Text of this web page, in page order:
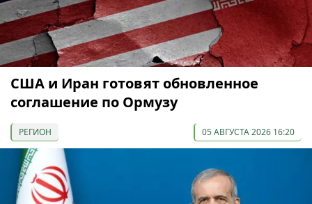
США и Иран готовят обновленное
соглашение по Ормузу
РЕГИОН 05 АВГУСТА 2026 16:20